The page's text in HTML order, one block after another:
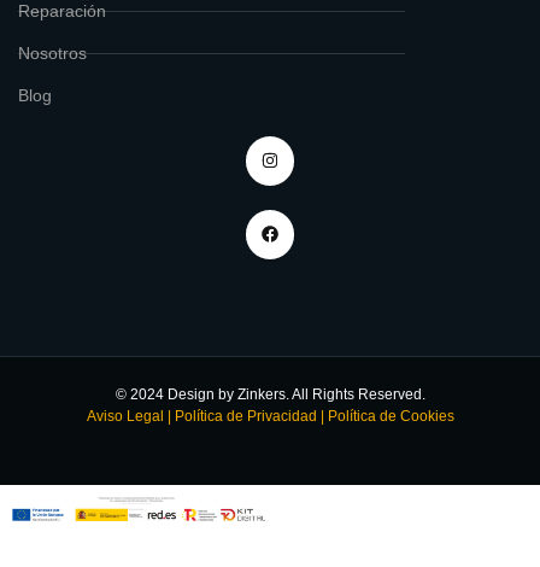
Reparación
Nosotros
Blog
© 2024 Design by Zinkers. All Rights Reserved.
Aviso Legal | Política de Privacidad | Política de Cookies